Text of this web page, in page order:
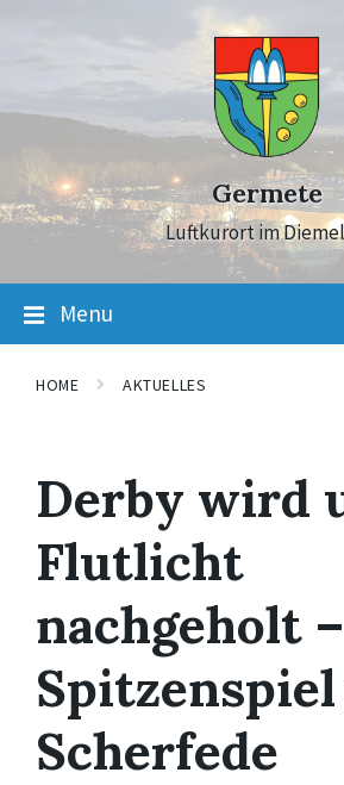
Germete
Luftkurort im
Menu
HOME AKTUELLES
Derby wird
Flutlicht
nachgeholt –
Scherfede